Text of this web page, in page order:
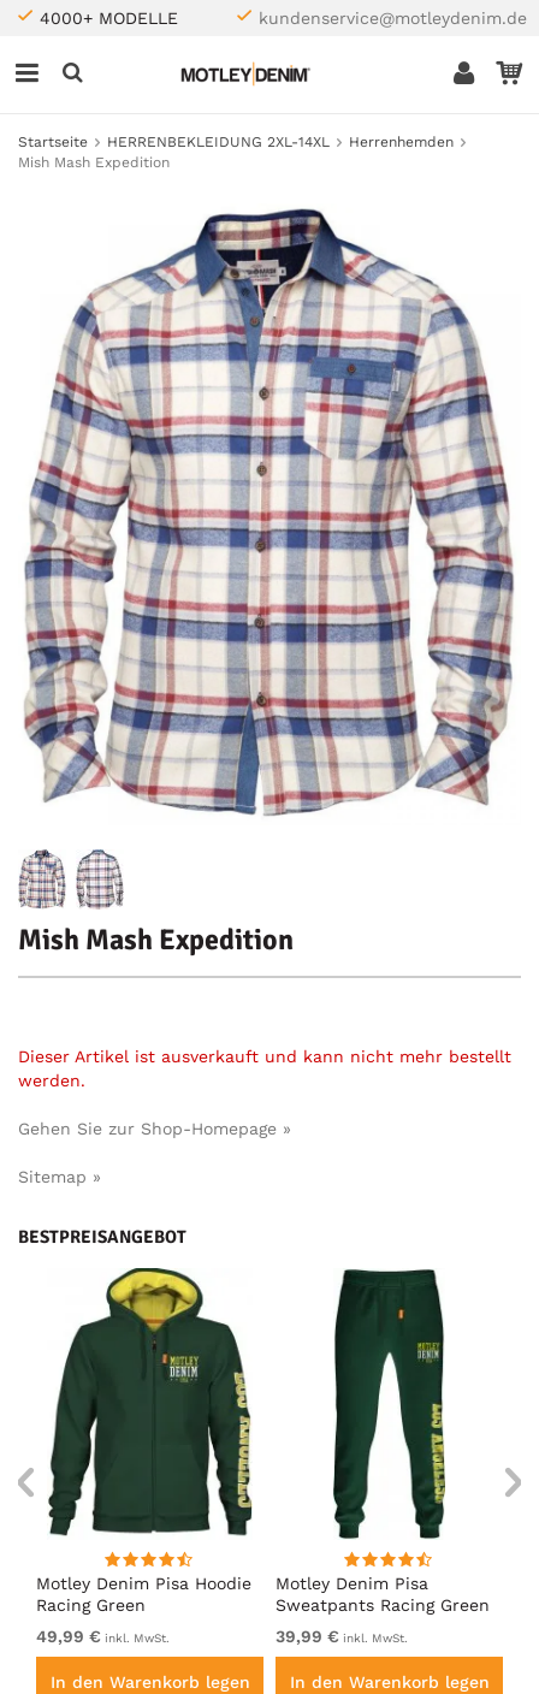
4000+ MODELLE kundenservice@motleydenim.de
Startseite HERRENBEKLEIDUNG 2XL-14XL
Herrenhemden
Mish Mash Expedition
Mish Mash Expedition
Dieser Artikel ist ausverkauft und kann nicht mehr bestellt
werden.
Gehen Sie zur Shop-Homepage »
Sitemap »
BESTPREISANGEBOT
Motley Denim Pisa Hoodie
Racing Green
49,99 € inkl. MwSt.
In den Warenkorb legen
Motley Denim Pisa
Sweatpants Racing Green
39,99 € inkl. MwSt.
In den Warenkorb legen